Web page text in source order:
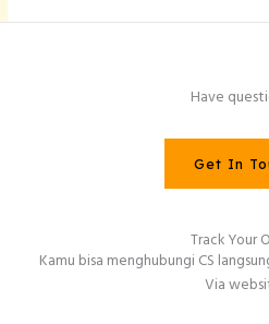
Have
Get In
Track Your
Kamu bisa menghubungi CS
Via